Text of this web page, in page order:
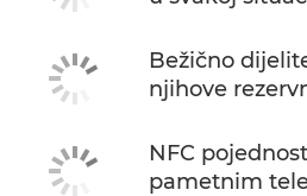
Bežično
njihove
NFC
pametnim